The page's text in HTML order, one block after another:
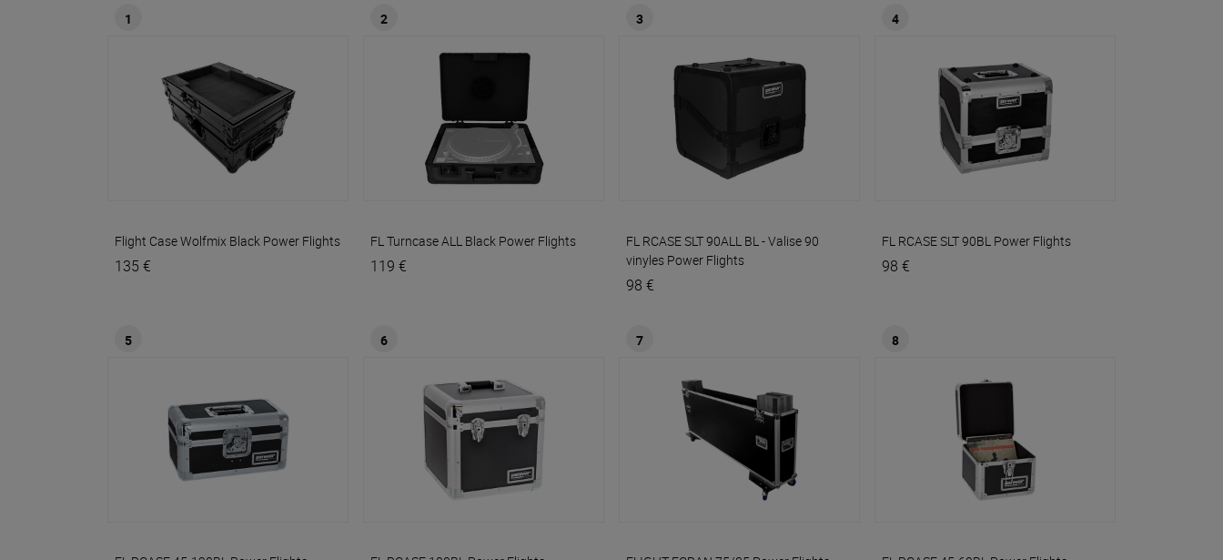
1
Flight Case Wolfmix Black Power Flights
135 €
2
FL Turncase ALL Black Power Flights
119 €
3
FL RCASE SLT 90ALL BL - Valise 90
vinyles Power Flights
98 €
4
FL RCASE SLT 90BL Power Flights
98 €
5 6 7 8